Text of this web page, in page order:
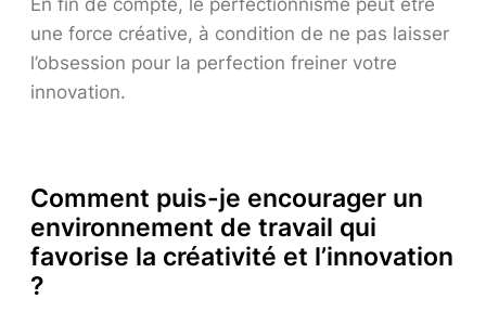
En fin de compte, le perfectionnisme peut être
une force créative, à condition de ne pas laisser
l’obsession pour la perfection freiner votre
innovation.
Comment puis-je encourager un
environnement de travail qui
favorise la créativité et l’innovation
?